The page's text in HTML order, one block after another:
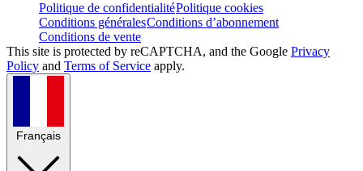
Politique de confidentialitéPolitique cookies
Conditions généralesConditions d’abonnement
Conditions de vente
This site is protected by reCAPTCHA, and the Google Privacy
Policy and Terms of Service apply.
Français